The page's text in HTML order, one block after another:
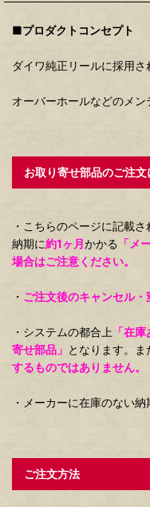
■プロダクトコンセプト
ダイワ純正リールに採用さ
オーバーホールなどのメン
お取り寄せ部品のご注文
・こちらのページに記載
納期に約1ヶ月かかる 「メ
場合はご注意ください。
・ ご注文後のキャンセル・
・システムの都合上 「在庫
寄せ部品」 となります。ま
するものではありません。
・メーカーに在庫のない
ご注文方法